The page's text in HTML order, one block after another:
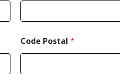
Code Postal *